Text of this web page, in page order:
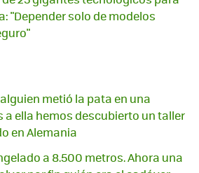
"Depender solo de modelos
metió la pata en una
a ella hemos descubierto un taller
en Alemania
a 8.500 metros. Ahora una